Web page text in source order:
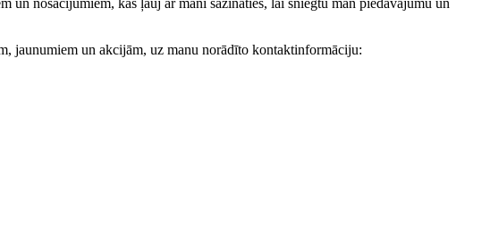
un nosacījumiem, kas ļauj ar mani sazināties, lai sniegtu man piedāvājumu un
jaunumiem un akcijām, uz manu norādīto kontaktinformāciju: